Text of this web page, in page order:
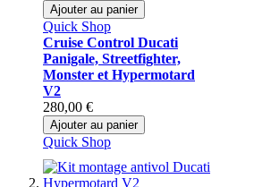
Ajouter au panier
Quick Shop
Cruise Control Ducati
Panigale, Streetfighter,
Monster et Hypermotard
V2
280,00 €
Ajouter au panier
Quick Shop